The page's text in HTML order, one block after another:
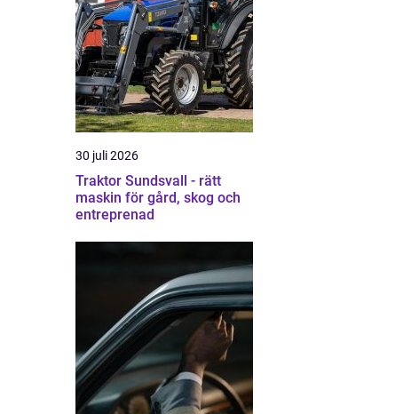
30 juli 2026
Traktor Sundsvall - rätt
maskin för gård, skog och
entreprenad